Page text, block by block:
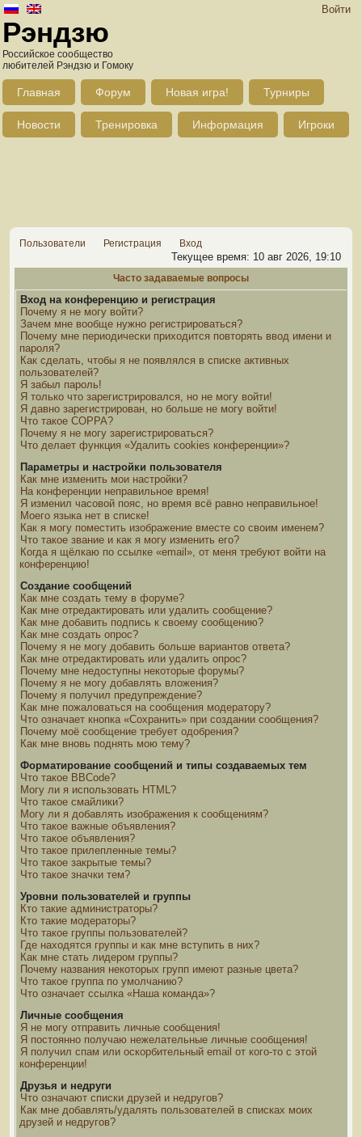
Войти
Рэндзю
Российское сообщество
любителей Рэндзю и Гомоку
Главная Форум Новая игра! Турниры
Новости Тренировка Информация Игроки
Пользователи Регистрация Вход
Текущее время: 10 авг 2026, 19:10
Часто задаваемые вопросы
Вход на конференцию и регистрация
Почему я не могу войти?
Зачем мне вообще нужно регистрироваться?
Почему мне периодически приходится повторять ввод имени и
пароля?
Как сделать, чтобы я не появлялся в списке активных
пользователей?
Я забыл пароль!
Я только что зарегистрировался, но не могу войти!
Я давно зарегистрирован, но больше не могу войти!
Что такое COPPA?
Почему я не могу зарегистрироваться?
Что делает функция «Удалить cookies конференции»?
Параметры и настройки пользователя
Как мне изменить мои настройки?
На конференции неправильное время!
Я изменил часовой пояс, но время всё равно неправильное!
Моего языка нет в списке!
Как я могу поместить изображение вместе со своим именем?
Что такое звание и как я могу изменить его?
Когда я щёлкаю по ссылке «email», от меня требуют войти на
конференцию!
Создание сообщений
Как мне создать тему в форуме?
Как мне отредактировать или удалить сообщение?
Как мне добавить подпись к своему сообщению?
Как мне создать опрос?
Почему я не могу добавить больше вариантов ответа?
Как мне отредактировать или удалить опрос?
Почему мне недоступны некоторые форумы?
Почему я не могу добавлять вложения?
Почему я получил предупреждение?
Как мне пожаловаться на сообщения модератору?
Что означает кнопка «Сохранить» при создании сообщения?
Почему моё сообщение требует одобрения?
Как мне вновь поднять мою тему?
Форматирование сообщений и типы создаваемых тем
Что такое BBCode?
Могу ли я использовать HTML?
Что такое смайлики?
Могу ли я добавлять изображения к сообщениям?
Что такое важные объявления?
Что такое объявления?
Что такое прилепленные темы?
Что такое закрытые темы?
Что такое значки тем?
Уровни пользователей и группы
Кто такие администраторы?
Кто такие модераторы?
Что такое группы пользователей?
Где находятся группы и как мне вступить в них?
Как мне стать лидером группы?
Почему названия некоторых групп имеют разные цвета?
Что такое группа по умолчанию?
Что означает ссылка «Наша команда»?
Личные сообщения
Я не могу отправить личные сообщения!
Я постоянно получаю нежелательные личные сообщения!
Я получил спам или оскорбительный email от кого-то с этой
конференции!
Друзья и недруги
Что означают списки друзей и недругов?
Как мне добавлять/удалять пользователей в списках моих
друзей и недругов?